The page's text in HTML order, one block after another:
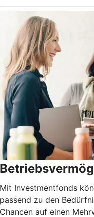
Mit Investmentfonds
passend zu den
Chancen auf einen